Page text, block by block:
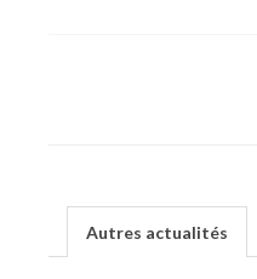
Autres actualités